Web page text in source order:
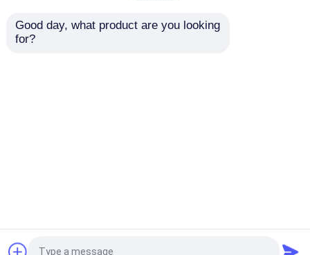
タッチスクリーンセルフサービスキオスク
タッチモニターディスプレイ
顔認証・メタルケース
付き1920X1080解像
21.5インチ容量タッチ
Good day, what product are you looking
for?